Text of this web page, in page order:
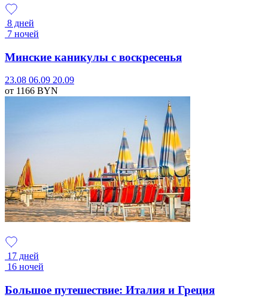
8 дней
7 ночей
Минские каникулы с воскресенья
23.08 06.09 20.09
от 1166 BYN
17 дней
16 ночей
Большое путешествие: Италия и Греция